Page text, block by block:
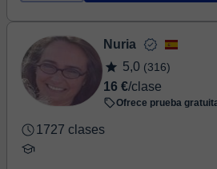
Nuria
5,0 (316)
16 €/clase
Ofrece prueba
1727 clases